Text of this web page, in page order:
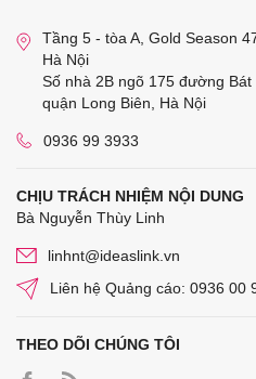
Tầng 5 - tòa A, Gold Season
Hà Nội
Số nhà 2B ngõ 175 đường Bát
quận Long Biên, Hà Nội
0936 99 3933
CHỊU TRÁCH NHIỆM NỘI DUNG
Bà Nguyễn Thùy Linh
linhnt@ideaslink.vn
Liên hệ Quảng cáo: 0936 00
THEO DÕI CHÚNG TÔI